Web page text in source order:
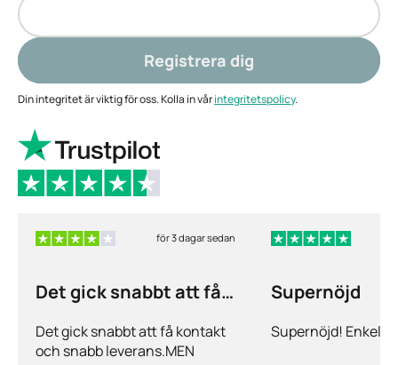
Registrera dig
Din integritet är viktig för oss. Kolla in vårintegritetspolicy.
för 3 dagar sedan
Det gick snabbt att få
Det gick snabbt att få kontakt
och snabb leverans.MEN
Supernöjd
Supernöjd! Enkelt